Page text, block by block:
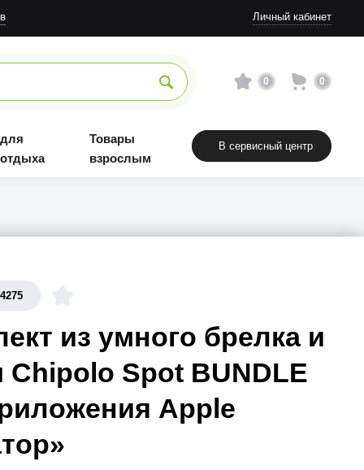
Личный кабинет
0 0
Товары
взрослым
В сервисный центр
из умного брелка и
Chipolo Spot BUNDLE
Apple